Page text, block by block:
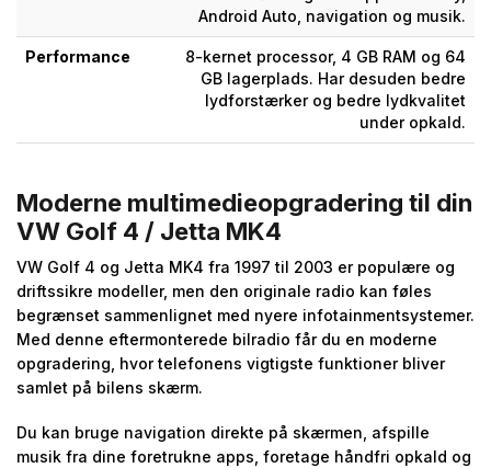
Android Auto, navigation og musik.
Performance
8-kernet processor, 4 GB RAM og 64
GB lagerplads. Har desuden bedre
lydforstærker og bedre lydkvalitet
under opkald.
Moderne multimedieopgradering til din
VW Golf 4 / Jetta MK4
VW Golf 4 og Jetta MK4 fra 1997 til 2003 er populære og
driftssikre modeller, men den originale radio kan føles
begrænset sammenlignet med nyere infotainmentsystemer.
Med denne eftermonterede bilradio får du en moderne
opgradering, hvor telefonens vigtigste funktioner bliver
samlet på bilens skærm.
Du kan bruge navigation direkte på skærmen, afspille
musik fra dine foretrukne apps, foretage håndfri opkald og